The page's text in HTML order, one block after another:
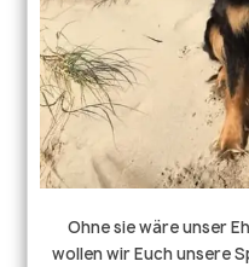
witzigen Art hat sie
eingenommen – und wird
Bärbel, die
Rettungshundestaffel
ganz besondere Tiroler Prinzessin.
08.05.2025🌈 . . .
#rettungshunde
Ohne sie wäre unser
wollen wir Euch unsere